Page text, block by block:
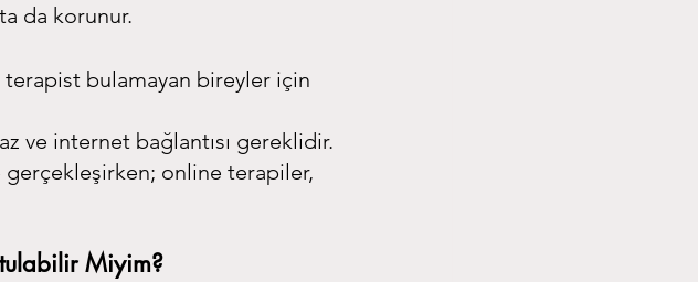
da korunur.
bulamayan bireyler için
ve internet bağlantısı gereklidir.
online terapiler,
Miyim?